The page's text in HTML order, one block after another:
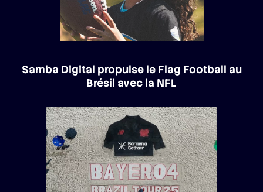
Samba Digital propulse le Flag Football au
Brésil avec la NFL